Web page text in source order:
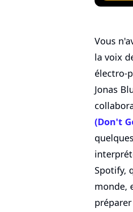
Vous
la voix
électro-
Jonas
(Don't
Spotify,
monde,